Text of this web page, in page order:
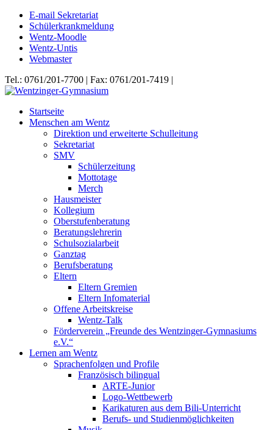
E-mail Sekretariat
Schülerkrankmeldung
Wentz-Moodle
Wentz-Untis
Webmaster
Tel.: 0761/201-7700 | Fax: 0761/201-7419 |
Startseite
Menschen am Wentz
Direktion und erweiterte Schulleitung
Sekretariat
SMV
Schülerzeitung
Mottotage
Merch
Hausmeister
Kollegium
Oberstufenberatung
Beratungslehrerin
Schulsozialarbeit
Ganztag
Berufsberatung
Eltern
Eltern Gremien
Eltern Infomaterial
Offene Arbeitskreise
Wentz-Talk
Förderverein „Freunde des Wentzinger-Gymnasiums
e.V.“
Lernen am Wentz
Sprachenfolgen und Profile
Französisch bilingual
ARTE-Junior
Logo-Wettbewerb
Karikaturen aus dem Bili-Unterricht
Berufs- und Studienmöglichkeiten